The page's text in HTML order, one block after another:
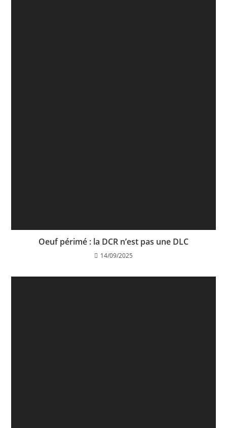
Oeuf périmé : la DCR n’est pas une DLC
14/09/2025